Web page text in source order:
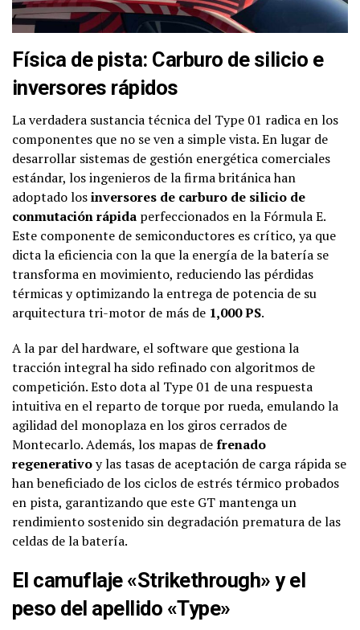
Física de pista: Carburo de silicio e
inversores rápidos
La verdadera sustancia técnica del Type 01 radica en los
componentes que no se ven a simple vista. En lugar de
desarrollar sistemas de gestión energética comerciales
estándar, los ingenieros de la firma británica han
adoptado losinversores de carburo de silicio de
conmutación rápida perfeccionados en la Fórmula E.
Este componente de semiconductores es crítico, ya que
dicta la eficiencia con la que la energía de la batería se
transforma en movimiento, reduciendo las pérdidas
térmicas y optimizando la entrega de potencia de su
arquitectura tri-motor de más de 1,000 PS.
A la par del hardware, el software que gestiona la
tracción integral ha sido refinado con algoritmos de
competición. Esto dota al Type 01 de una respuesta
intuitiva en el reparto de torque por rueda, emulando la
agilidad del monoplaza en los giros cerrados de
Montecarlo. Además, los mapas defrenado
regenerativoy las tasas de aceptación de carga rápida se
han beneficiado de los ciclos de estrés térmico probados
en pista, garantizando que este GT mantenga un
rendimiento sostenido sin degradación prematura de las
celdas de la batería.
El camuflaje «Strikethrough» y el
peso del apellido «Type»